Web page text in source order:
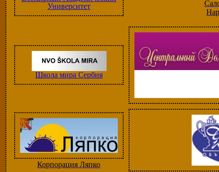
Университет
Школа мира Сербия
Корпорация Ляпко